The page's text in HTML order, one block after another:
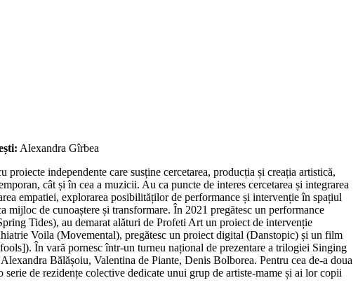
Alexandra Gîrbea
proiecte independente care susține cercetarea, producția și creația artistică,
cât și în cea a muzicii. Au ca puncte de interes cercetarea și integrarea
empatiei, explorarea posibilităților de performance și intervenție în spațiul
mijloc de cunoaștere și transformare. În 2021 pregătesc un performance
Tides), au demarat alături de Profeti Art un proiect de intervenție
Voila (Movemental), pregătesc un proiect digital (Danstopic) și un film
În vară pornesc într-un turneu național de prezentare a trilogiei Singing
Bălășoiu, Valentina de Piante, Denis Bolborea. Pentru cea de-a doua
serie de rezidențe colective dedicate unui grup de artiste-mame și ai lor copii